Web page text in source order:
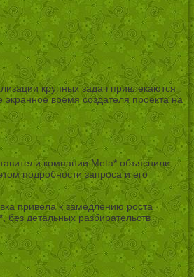
крупных задач привлекаются
время создателя проекта на
компании Meta* объяснили
подробности запроса и его
привела к замедлению роста
без детальных разбирательств